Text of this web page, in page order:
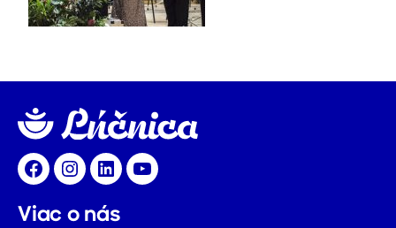
FacebookInstagramLinkedInYouTube
Viac o nás